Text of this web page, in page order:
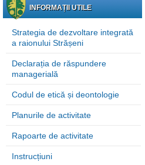
INFORMAȚII UTILE
Strategia de dezvoltare integrată
a raionului Strășeni
Declarația de răspundere
managerială
Codul de etică și deontologie
Planurile de activitate
Rapoarte de activitate
Instrucțiuni